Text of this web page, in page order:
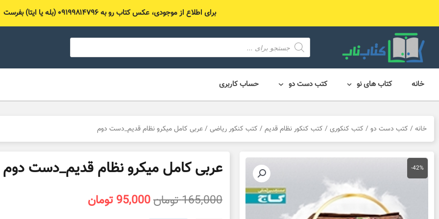
محتوا
برای اطلاع از موجودی، عکس کتاب رو به ۰۹۱۹۹۸۱۴۷۹۶ (بله یا ایتا) بفرست
محصول
search
خانه کتاب های نو کتب دست دو حساب کاربری
خانه / کتب دست دو / کتب کنکوری / کتب کنکور نظام قدیم / کتب کنکور ریاضی / عربی کامل میکرو نظام قدیم_دست دوم
-42% عربی کامل میکرو نظام قدیم_دست دوم
165,000تومانقیمت
95,000 تومان